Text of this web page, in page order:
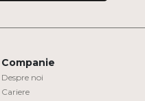
Companie
Despre noi
Cariere